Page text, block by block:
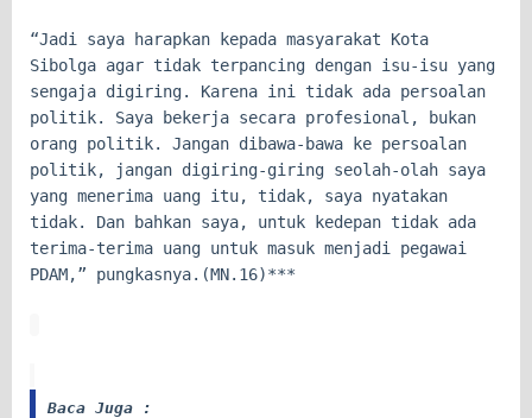
“Jadi saya harapkan kepada masyarakat Kota
Sibolga agar tidak terpancing dengan isu-isu yang
sengaja digiring. Karena ini tidak ada persoalan
politik. Saya bekerja secara profesional, bukan
orang politik. Jangan dibawa-bawa ke persoalan
politik, jangan digiring-giring seolah-olah saya
yang menerima uang itu, tidak, saya nyatakan
tidak. Dan bahkan saya, untuk kedepan tidak ada
terima-terima uang untuk masuk menjadi pegawai
PDAM,” pungkasnya.(MN.16)***
Baca Juga :